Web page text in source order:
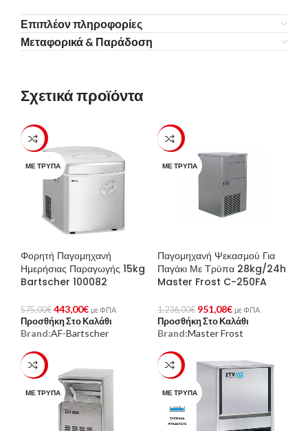
Επιπλέον πληροφορίες
Μεταφορικά & Παράδοση
Σχετικά προϊόντα
-23%
ΜΕ ΤΡΎΠΑ
Φορητή Παγομηχανή
Ημερήσιας Παραγωγής 15kg
Bartscher 100082
575,00€ 443,00€ με ΦΠΑ
Προσθήκη Στο Καλάθι
Brand:AF-Bartscher
-23%
ΜΕ ΤΡΎΠΑ
Παγομηχανή Ψεκασμού Για
Παγάκι Με Τρύπα 28kg/24h
Master Frost C-250FA
1.236,00€ 951,08€ με ΦΠΑ
Προσθήκη Στο Καλάθι
Brand:Master Frost
-23%
ΜΕ ΤΡΎΠΑ
-23%
ΜΕ ΤΡΎΠΑ